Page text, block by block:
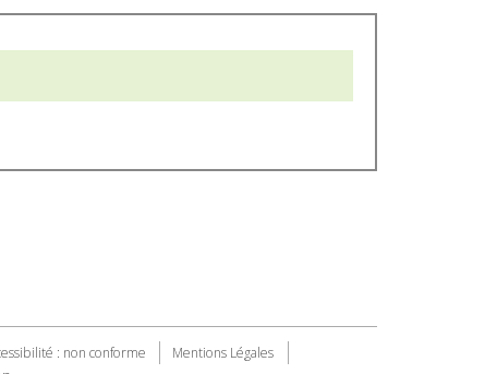
: non conforme
Mentions Légales